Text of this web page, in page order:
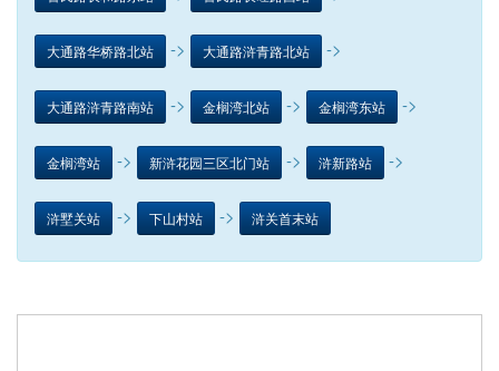
大通路华桥路北站 -> 大通路浒青路北站 ->
大通路浒青路南站 -> 金榈湾北站 -> 金榈湾东站 ->
金榈湾站 -> 新浒花园三区北门站 -> 浒新路站 ->
浒墅关站 -> 下山村站 -> 浒关首末站